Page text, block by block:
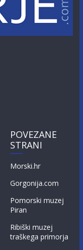
POVEZANE
STRANI
Morski.hr
Gorgonija.com
Pomorski muzej
Piran
Ribiški muzej
traškega primorja